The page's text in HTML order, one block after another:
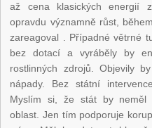
až cena klasických energií
opravdu významně růst,
zareagoval . Případné větrné
bez dotací a vyráběly by
rostlinných zdrojů. Objevily
nápady. Bez státní
Myslím si, že stát by neměl
oblast. Jen tím podporuje